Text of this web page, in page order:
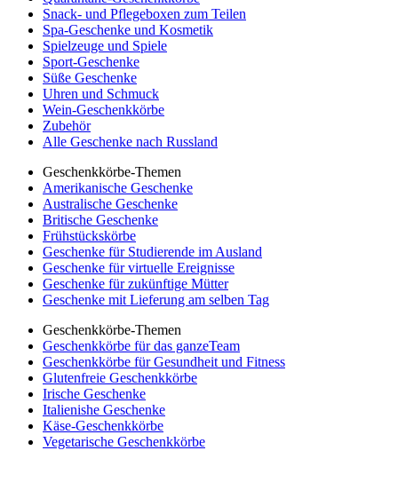
Snack- und Pflegeboxen zum Teilen
Spa-Geschenke und Kosmetik
Spielzeuge und Spiele
Sport-Geschenke
Süße Geschenke
Uhren und Schmuck
Wein-Geschenkkörbe
Zubehör
Alle Geschenke nach Russland
Geschenkkörbe-Themen
Amerikanische Geschenke
Australische Geschenke
Britische Geschenke
Frühstückskörbe
Geschenke für Studierende im Ausland
Geschenke für virtuelle Ereignisse
Geschenke für zukünftige Mütter
Geschenke mit Lieferung am selben Tag
Geschenkkörbe-Themen
Geschenkkörbe für das ganzeTeam
Geschenkkörbe für Gesundheit und Fitness
Glutenfreie Geschenkkörbe
Irische Geschenke
Italienishe Geschenke
Käse-Geschenkkörbe
Vegetarische Geschenkkörbe